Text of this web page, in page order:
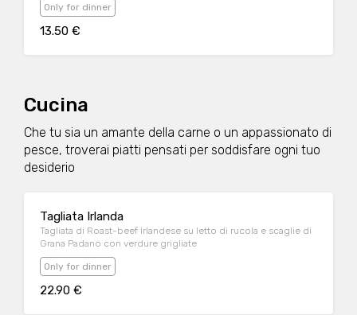
Only for dinner
13.50 €
Cucina
Che tu sia un amante della carne o un appassionato di
pesce, troverai piatti pensati per soddisfare ogni tuo
desiderio
Tagliata Irlanda
Tagliata di Roast-beef Irlandese su letto di rucola e scaglie di
Grana Padano con verdure grigliate
Only for dinner
22.90 €